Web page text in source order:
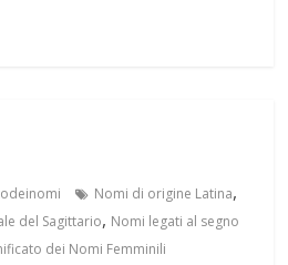
Nomi di origine Latina,
del Sagittario, Nomi legati al segno
dei Nomi Femminili